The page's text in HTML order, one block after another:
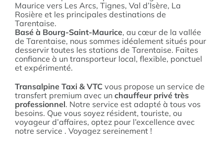
TAXI MÉDICAL
Maurice vers Les Arcs, Tignes, Val d’Isère, La
Rosière et les principales destinations de
Tarentaise.
Basé à Bourg-Saint-Maurice, au cœur de la vallée
de Tarentaise, nous sommes idéalement situés pour
desservir toutes les stations de Tarentaise. Faites
confiance à un transporteur local, flexible, ponctuel
et expérimenté.
Transalpine Taxi & VTC vous propose un service de
transfert premium avec un chauffeur privé très
professionnel. Notre service est adapté à tous vos
besoins. Que vous soyez résident, touriste, ou
voyageur d’affaires, optez pour l’excellence avec
notre service . Voyagez sereinement !